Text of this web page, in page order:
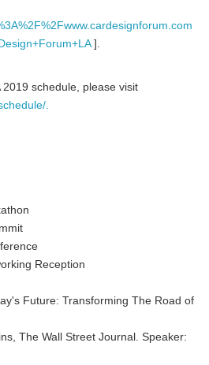
].
schedule, please visit
.
Reception
Future: Transforming The Road of
The Wall Street Journal. Speaker: